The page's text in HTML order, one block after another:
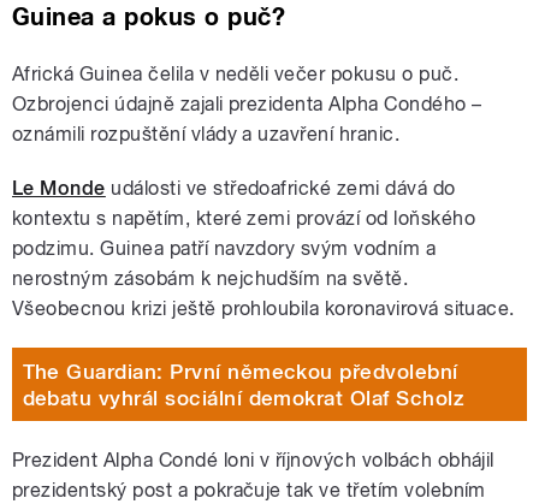
Guinea a pokus o puč?
Africká Guinea čelila v neděli večer pokusu o puč.
Ozbrojenci údajně zajali prezidenta Alpha Condého –
oznámili rozpuštění vlády a uzavření hranic.
Le Monde události ve středoafrické zemi dává do
kontextu s napětím, které zemi provází od loňského
podzimu. Guinea patří navzdory svým vodním a
nerostným zásobám k nejchudším na světě.
Všeobecnou krizi ještě prohloubila koronavirová situace.
The Guardian: První německou předvolební
debatu vyhrál sociální demokrat Olaf Scholz
Prezident Alpha Condé loni v říjnových volbách obhájil
prezidentský post a pokračuje tak ve třetím volebním